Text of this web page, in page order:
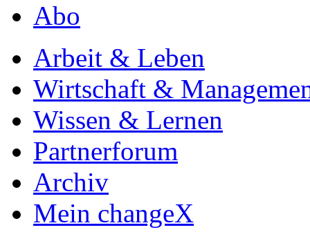
Abo
Arbeit & Leben
Wirtschaft &
Wissen & Lernen
Partnerforum
Archiv
Mein changeX